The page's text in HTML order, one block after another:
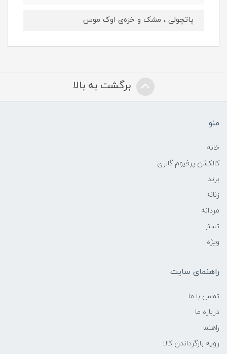
پاتچولی ، مشک و خزه‌ی اوک موس
برگشت به بالا
منو
خانه
کالکشن پرفیوم گالری
برند
زنانه
مردانه
تستر
ویژه
راهنمای سایت
تماس با ما
درباره ما
راهنما
رویه‌ بازگرداندن کالا